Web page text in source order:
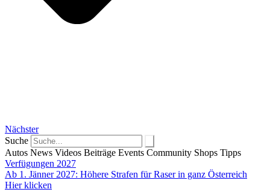
Nächster
Suche
Autos News Videos Beiträge Events Community Shops Tipps
Verfügungen 2027
Ab 1. Jänner 2027: Höhere Strafen für Raser in ganz Österreich
Hier klicken